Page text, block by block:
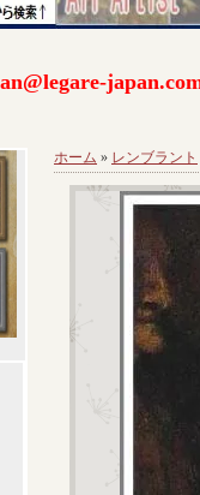
ホーム » レンブラント